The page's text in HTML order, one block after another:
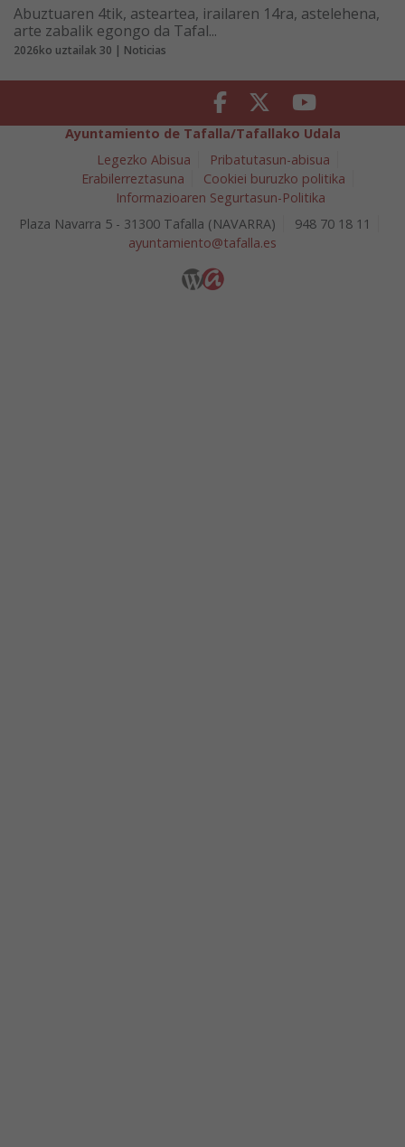
Abuztuaren 4tik, asteartea, irailaren 14ra, astelehena,
arte zabalik egongo da Tafal...
2026ko uztailak 30 | Noticias
Facebook Twitter Youtube
Ayuntamiento de Tafalla/Tafallako Udala
Legezko Abisua
Pribatutasun-abisua
Erabilerreztasuna
Cookiei buruzko politika
Informazioaren Segurtasun-Politika
Plaza Navarra 5 - 31300 Tafalla (NAVARRA)
948 70 18 11
ayuntamiento@tafalla.es